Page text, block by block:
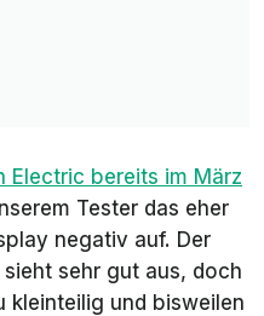
Electric bereits im März
Tester das eher
negativ auf. Der
sehr gut aus, doch
kleinteilig und bisweilen